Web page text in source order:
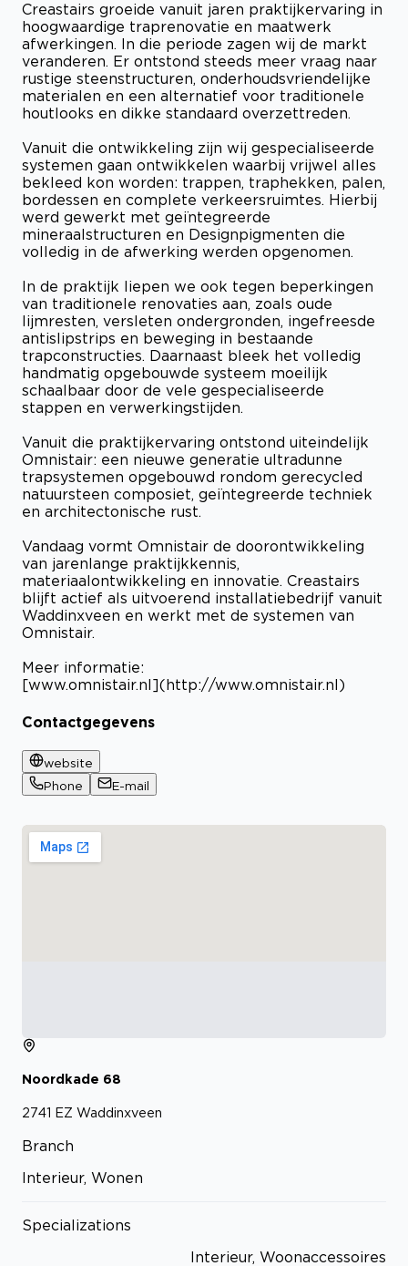
Creastairs groeide vanuit jaren praktijkervaring in
hoogwaardige traprenovatie en maatwerk
afwerkingen. In die periode zagen wij de markt
veranderen. Er ontstond steeds meer vraag naar
rustige steenstructuren, onderhoudsvriendelijke
materialen en een alternatief voor traditionele
houtlooks en dikke standaard overzettreden.
Vanuit die ontwikkeling zijn wij gespecialiseerde
systemen gaan ontwikkelen waarbij vrijwel alles
bekleed kon worden: trappen, traphekken, palen,
bordessen en complete verkeersruimtes. Hierbij
werd gewerkt met geïntegreerde
mineraalstructuren en Designpigmenten die
volledig in de afwerking werden opgenomen.
In de praktijk liepen we ook tegen beperkingen
van traditionele renovaties aan, zoals oude
lijmresten, versleten ondergronden, ingefreesde
antislipstrips en beweging in bestaande
trapconstructies. Daarnaast bleek het volledig
handmatig opgebouwde systeem moeilijk
schaalbaar door de vele gespecialiseerde
stappen en verwerkingstijden.
Vanuit die praktijkervaring ontstond uiteindelijk
Omnistair: een nieuwe generatie ultradunne
trapsystemen opgebouwd rondom gerecycled
natuursteen composiet, geïntegreerde techniek
en architectonische rust.
Vandaag vormt Omnistair de doorontwikkeling
van jarenlange praktijkkennis,
materiaalontwikkeling en innovatie. Creastairs
blijft actief als uitvoerend installatiebedrijf vanuit
Waddinxveen en werkt met de systemen van
Omnistair.
Meer informatie:
[www.omnistair.nl](http://www.omnistair.nl)
Contactgegevens
website
Phone
E-mail
Noordkade 68
2741 EZ Waddinxveen
Branch
Interieur, Wonen
Specializations
Interieur, Woonaccessoires